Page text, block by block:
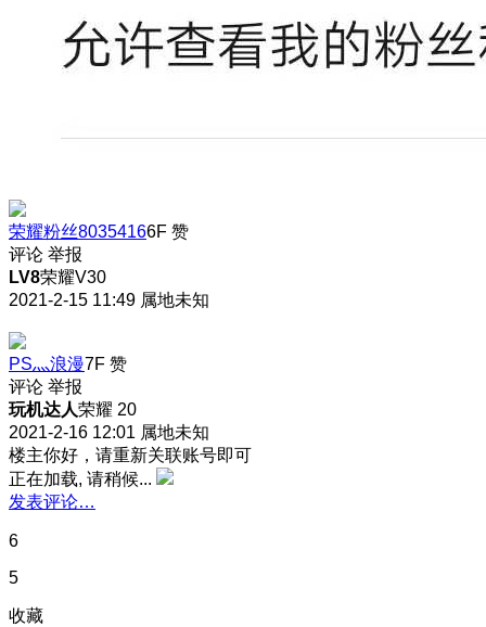
荣耀粉丝80354166F 赞
评论 举报
LV8荣耀V30
2021-2-15 11:49 属地未知
PS灬浪漫7F 赞
评论 举报
玩机达人荣耀 20
2021-2-16 12:01 属地未知
楼主你好，请重新关联账号即可
正在加载, 请稍候...
发表评论…
6
5
收藏